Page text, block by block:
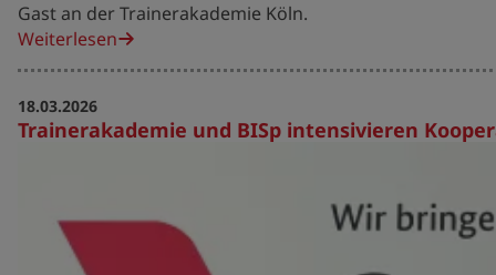
Gast an der Trainerakademie Köln.
Weiterlesen
Trainerakademie und BISp intensivieren
18.03.2026